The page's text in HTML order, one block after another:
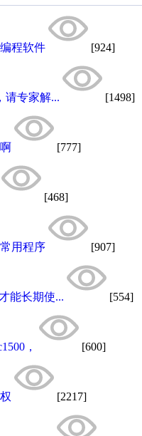
程软件 [924]
请专家解... [1498]
[777]
[468]
用程序 [907]
能长期使... [554]
， [600]
[2217]